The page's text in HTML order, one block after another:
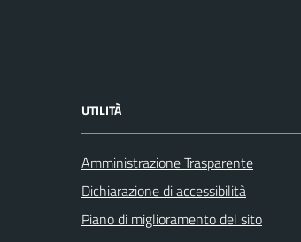
UTILITÀ
Amministrazione Trasparente
Dichiarazione di accessibilità
Piano di miglioramento del sito